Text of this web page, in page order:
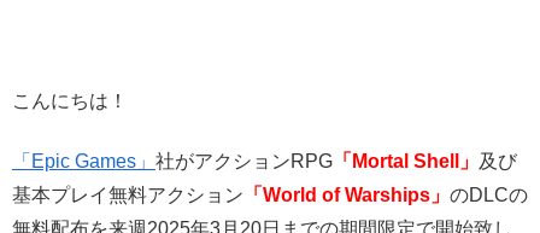
こんにちは！
「Epic Games」 社がアクションRPG 「Mortal Shell 」 及び
基本プレイ無料アクション 「World of Warships」 のDLCの
無料配布を来週2025年3月20日までの期間限定で開始致し